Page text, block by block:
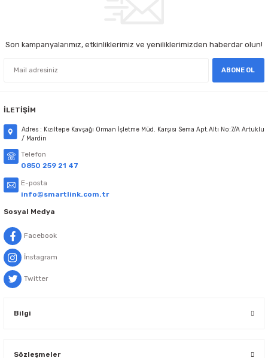
Son kampanyalarımız, etkinliklerimiz ve yeniliklerimizden haberdar olun!
ABONE OL
İLETİŞİM
Adres : Kızıltepe Kavşağı Orman İşletme Müd. Karşısı Sema Apt.Altı No:7/A Artuklu
/ Mardin
Telefon
0850 259 21 47
E-posta
info@smartlink.com.tr
Sosyal Medya
Facebook
İnstagram
Twitter
Bilgi
Sözleşmeler